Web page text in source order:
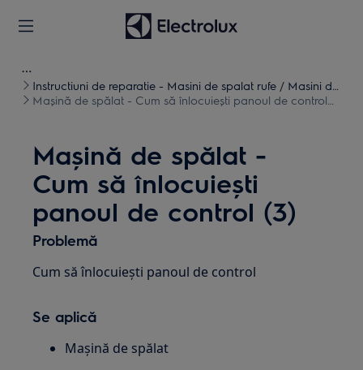
Instructiuni de reparatie - Masini de spalat rufe / Masini de
spalat uscate
Mașină de spălat - Cum să înlocuiești panoul de control
Mașină de spălat -
Cum să înlocuiești
panoul de control (3)
Problemă
Cum să înlocuiești panoul de control
Se aplică
Mașină de spălat